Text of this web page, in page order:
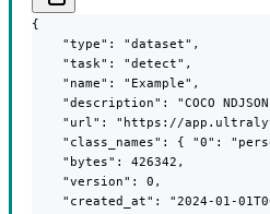
{
    "type": "dataset",
    "task": "detect",
    "name": "Example",
"description": "COCO
"url": "https://
"class_names": { "0":
    "bytes": 426342,
    "version": 0,
"created_at": "2024-01-